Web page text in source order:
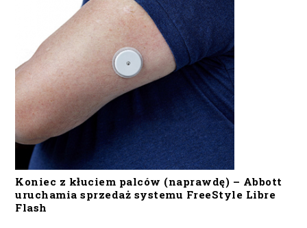
Koniec z kłuciem palców (naprawdę) – Abbott
uruchamia sprzedaż systemu FreeStyle Libre
Flash